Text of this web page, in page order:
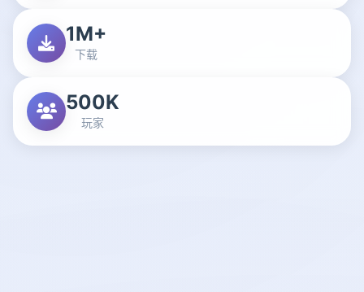
1M+
下载
500K
玩家